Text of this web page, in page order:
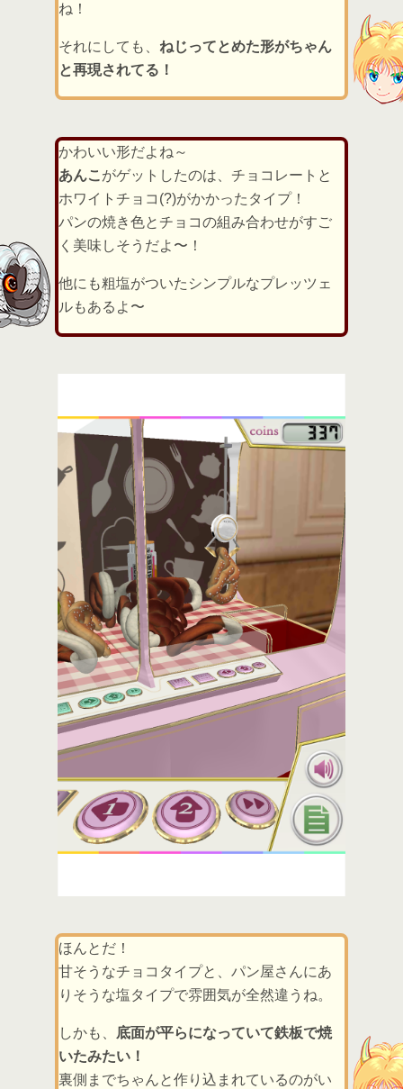
ね！
それにしても、 ねじってとめた形がちゃん
と再現されてる！
かわいい形だよね～
あんこ がゲットしたのは、チョコレートと
ホワイトチョコ(?)がかかったタイプ！
パンの焼き色とチョコの組み合わせがすご
く美味しそうだよ〜！
他にも粗塩がついたシンプルなプレッツェ
ルもあるよ〜
ほんとだ！
甘そうなチョコタイプと、パン屋さんにあ
りそうな塩タイプで雰囲気が全然違うね。
しかも、 底面が平らになっていて鉄板で焼
いたみたい！
裏側までちゃんと作り込まれているのがい